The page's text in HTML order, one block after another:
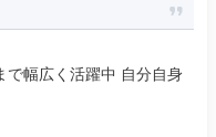
幅広く活躍中 自分自身